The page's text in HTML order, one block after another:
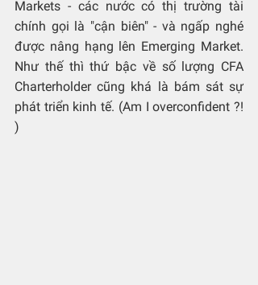
Markets - các nước có thị trường tài
chính gọi là "cận biên" - và ngấp nghé
được nâng hạng lên Emerging Market.
Như thế thì thứ bậc về số lượng CFA
Charterholder cũng khá là bám sát sự
phát triển kinh tế. (Am I overconfident ?!
)